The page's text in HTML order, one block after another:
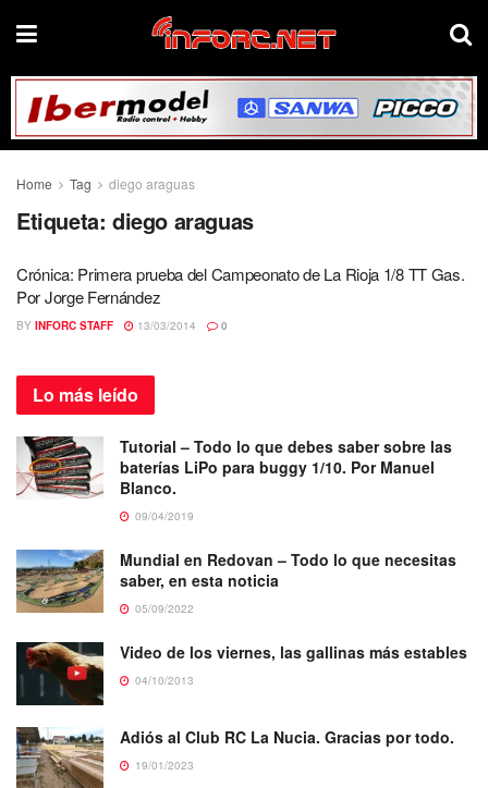
Home Tag diego araguas
Etiqueta: diego araguas
Crónica: Primera prueba del Campeonato de La Rioja 1/8 TT Gas.
Por Jorge Fernández
BY INFORC STAFF 13/03/2014 0
Lo más leído
Tutorial – Todo lo que debes saber sobre las
baterías LiPo para buggy 1/10. Por Manuel
Blanco.
09/04/2019
Mundial en Redovan – Todo lo que necesitas
saber, en esta noticia
05/09/2022
Video de los viernes, las gallinas más estables
04/10/2013
Adiós al Club RC La Nucia. Gracias por todo.
19/01/2023